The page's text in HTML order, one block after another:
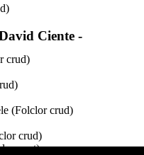
crud)
(Folclor crud)
crud)
copt)
Ciente -